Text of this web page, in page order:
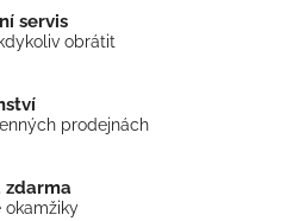
servis
obrátit
prodejnách
zdarma
okamžiky